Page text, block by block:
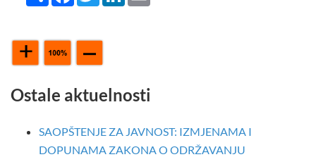
Ostale aktuelnosti
SAOPŠTENJE ZA JAVNOST: IZMJENAMA I
DOPUNAMA ZAKONA O ODRŽAVANJU